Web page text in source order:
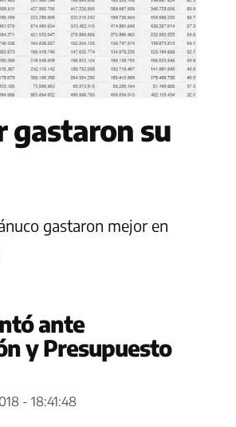
gastaron su
gastaron mejor en
ante
y Presupuesto
- 18:41:48